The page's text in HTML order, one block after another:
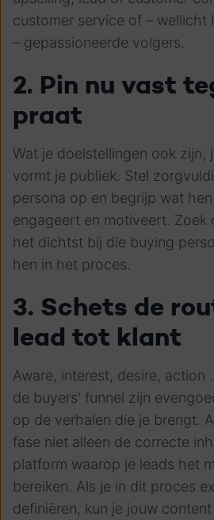
customer service of – wellicht
– gepassioneerde volgers.
2. Pin nu vast
praat
Wat je doelstellingen ook zijn,
vormt je publiek. Stel
persona op en begrijp wat
engageert en motiveert. Zoek
het dichtst bij die buying
hen in het proces.
3. Schets de
lead tot klant
Aware, interest, desire, action
de buyers' funnel zijn
op de verhalen die je brengt.
fase niet alleen de correcte
platform waarop je leads het
bereiken. Als je in dit proces
definiëren, kun je jouw